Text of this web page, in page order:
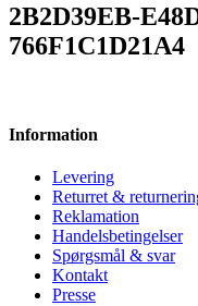
2B2D39EB-
766F1C1D21A4
Information
Levering
Returret &
Reklamation
Handelsbetingelser
Spørgsmål & svar
Kontakt
Presse